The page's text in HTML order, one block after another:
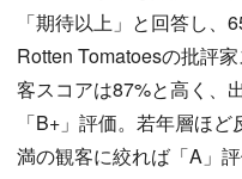
「期待以上」と回答し、
Rotten Tomatoesの批評
客スコアは87%と高く、
「B+」評価。若年層ほ
満の観客に絞れば「A」評